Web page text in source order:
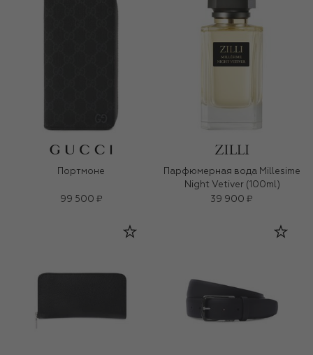
Портмоне
99 500 ₽
Парфюмерная вода Millesime
Night Vetiver (100ml)
39 900 ₽